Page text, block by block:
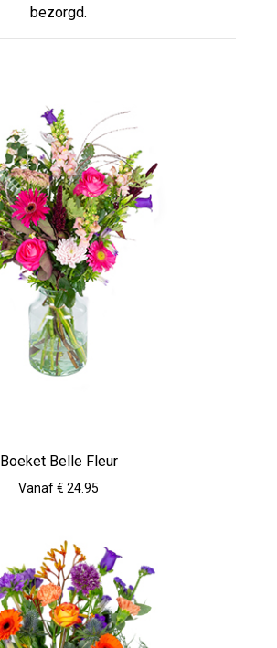
bezorgd.
Boeket Belle Fleur
Vanaf € 24.95